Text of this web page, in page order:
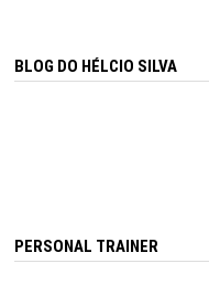
BLOG DO HÉLCIO SILVA
PERSONAL TRAINER